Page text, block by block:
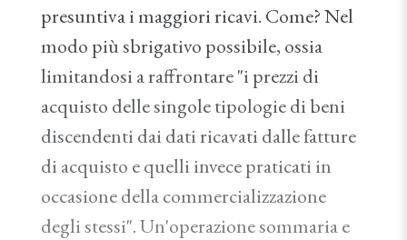
presuntiva i maggiori ricavi. Come? Nel
modo più sbrigativo possibile, ossia
limitandosi a raffrontare "i prezzi di
acquisto delle singole tipologie di beni
discendenti dai dati ricavati dalle fatture
di acquisto e quelli invece praticati in
occasione della commercializzazione
degli stessi". Un'operazione sommaria e